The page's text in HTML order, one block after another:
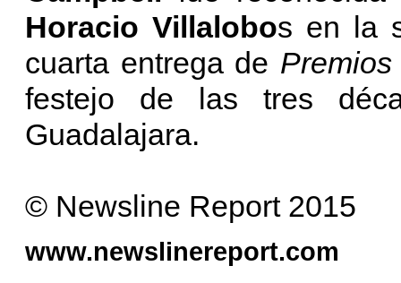
Horacio Villalobos en la
cuarta entrega de
festejo de las tres
Guadalajara.
© Newsline Report 2015
www.newslinereport.com